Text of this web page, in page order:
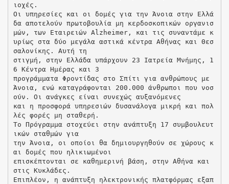
ιοχές.
Οι υπηρεσίες και οι δομές για την Άνοια στην Ελλά
δα αποτελούν πρωτοβουλία μη κερδοσκοπικών οργανισ
μών, των Εταιρειών Alzheimer, και τις συναντάμε κ
υρίως στα δύο μεγάλα αστικά κέντρα Αθήνας και Θεσ
σαλονίκης. Αυτή τη
στιγμή, στην Ελλάδα υπάρχουν 23 Ιατρεία Μνήμης, 1
6 Κέντρα Ημέρας και 3
προγράμματα Φροντίδας στο Σπίτι για ανθρώπους με
Άνοια, ενώ καταγράφονται 200.000 άνθρωποι που νοσ
ούν. Οι ανάγκες είναι συνεχώς αυξανόμενες
και η προσφορά υπηρεσιών δυσανάλογα μικρή και πολ
λές φορές μη σταθερή.
Το Πρόγραμμα στοχεύει στην ανάπτυξη 17 συμβουλευτ
ικών σταθμών για
την Άνοια, οι οποίοι θα δημιουργηθούν σε χώρους κ
αι δομές που ηλικιωμένοι
επισκέπτονται σε καθημερινή βάση, στην Αθήνα και
στις Κυκλάδες.
Επιπλέον, η ανάπτυξη ηλεκτρονικής πλατφόρμας εξαπ